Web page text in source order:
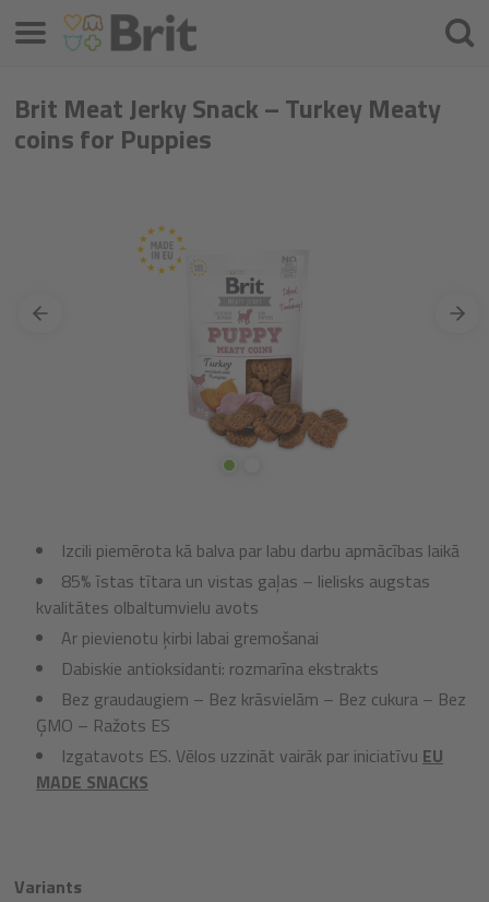
Brit Meat Jerky Snack – Turkey Meaty
coins for Puppies
Izcili piemērota kā balva par labu darbu apmācības laikā
85% īstas tītara un vistas gaļas – lielisks augstas
kvalitātes olbaltumvielu avots
Ar pievienotu ķirbi labai gremošanai
Dabiskie antioksidanti: rozmarīna ekstrakts
Bez graudaugiem – Bez krāsvielām – Bez cukura – Bez
ĢMO – Ražots ES
Izgatavots ES. Vēlos uzzināt vairāk par iniciatīvu EU
MADE SNACKS
Variants
Izvēlne